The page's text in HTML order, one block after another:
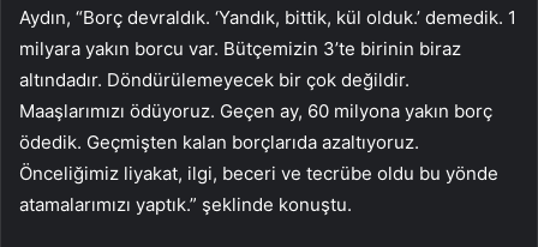
Aydın, “Borç devraldık. ‘Yandık, bittik, kül olduk.’ demedik. 1
milyara yakın borcu var. Bütçemizin 3’te birinin biraz
altındadır. Döndürülemeyecek bir çok değildir.
Maaşlarımızı ödüyoruz. Geçen ay, 60 milyona yakın borç
ödedik. Geçmişten kalan borçlarıda azaltıyoruz.
Önceliğimiz liyakat, ilgi, beceri ve tecrübe oldu bu yönde
atamalarımızı yaptık.” şeklinde konuştu.